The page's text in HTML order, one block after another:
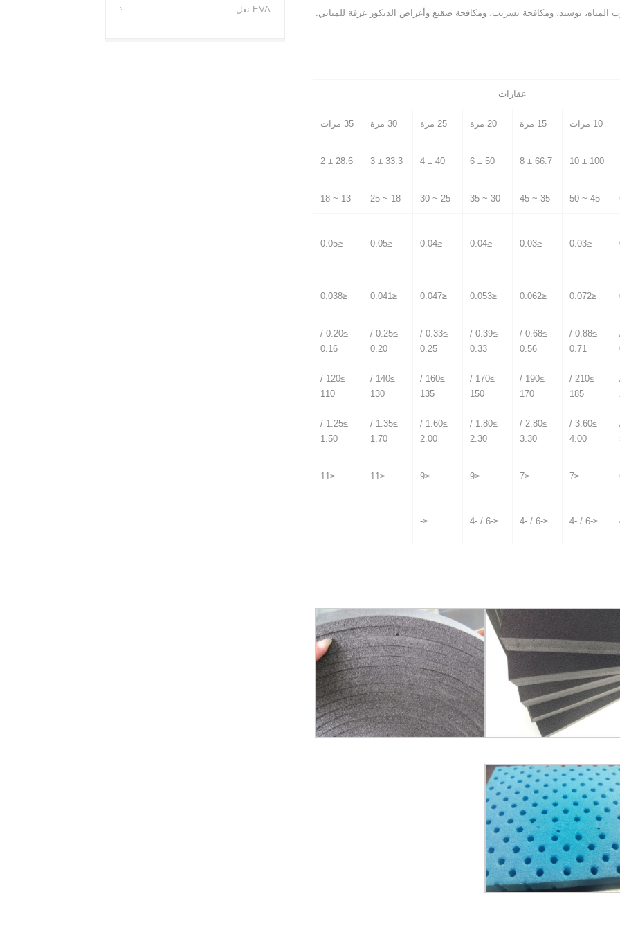
المياه، توسيد، ومكافحة تسريب، ومكافحة صقيع وأغراض الديكور غرفة للمباني.
عقارات
10 مرات 15 مرة 20 مرة 25 مرة 30 مرة 35 مرات
100 ± 10
66.7 ± 8
50 ± 6
40 ± 4
33.3 ± 3
28.6 ± 2
45 ~ 50
35 ~ 45
30 ~ 35
25 ~ 30
18 ~ 25
13 ~ 18
≤0.03
≤0.03
≤0.04
≤0.04
≤0.05
≤0.05
≤0.072
≤0.062
≤0.053
≤0.047
≤0.041
≤0.038
≥0.88 /
0.71
≥0.68 /
0.56
≥0.39 /
0.33
≥0.33 /
0.25
≥0.25 /
0.20
≥0.20 /
0.16
≥210 /
185
≥190 /
170
≥170 /
150
≥160 /
135
≥140 /
130
≥120 /
110
≥3.60 /
4.00
≥2.80 /
3.30
≥1.80 /
2.30
≥1.60 /
2.00
≥1.35 /
1.70
≥1.25 /
1.50
≤7
≤7
≤9
≤9
≤11
≤11
≤-6 / -4
≤-6 / -4
≤-6 / -4
≤-
EVA نعل